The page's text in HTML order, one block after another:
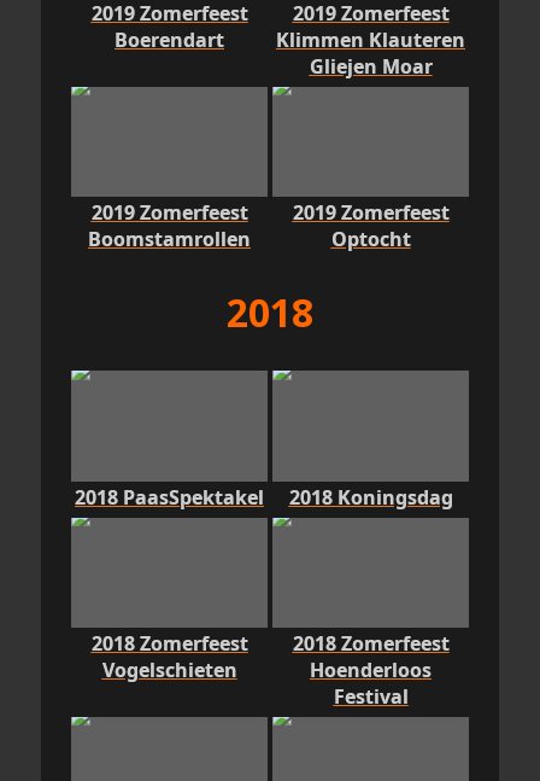
2019 Zomerfeest
Boerendart
2019 Zomerfeest
Klimmen Klauteren
Gliejen Moar
2019 Zomerfeest
Boomstamrollen
2019 Zomerfeest
Optocht
2018
2018 PaasSpektakel 2018 Koningsdag
2018 Zomerfeest
Vogelschieten
2018 Zomerfeest
Hoenderloos
Festival